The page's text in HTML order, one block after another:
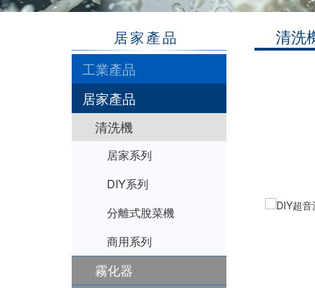
居家產品
工業產品
油水分離機
圓盤式系列
泵浦式系列
皮帶式系列
LED工作燈
交流低壓系列
交流高壓系列
直流系列
超音波清洗機
桌上型
落地型
投入式模組
超音波熔接代工
單點熔接
塑膠熔接黏合
SEIKO運動器材代工
居家產品
清洗機
居家系列
DIY系列
分離式脫菜機
商用系列